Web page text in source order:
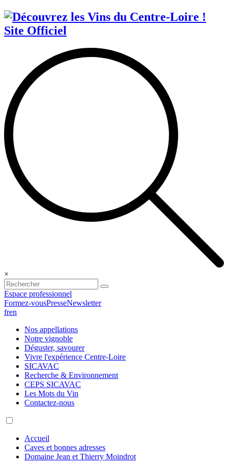
×
Espace professionnel
Formez-vousPresseNewsletter
fren
Nos appellations
Notre vignoble
Déguster, savourer
Vivre l'expérience Centre-Loire
SICAVAC
Recherche & Environnement
CEPS SICAVAC
Les Mots du Vin
Contactez-nous
Accueil
Caves et bonnes adresses
Domaine Jean et Thierry Moindrot